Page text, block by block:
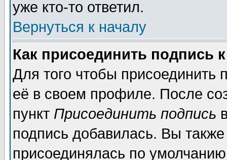
уже кто-то ответил.
Вернуться к началу
Как присоединить подпись
Для того чтобы присоединить
её в своем профиле. После
пункт Присоединить подпись
подпись добавилась. Вы
присоединялась по